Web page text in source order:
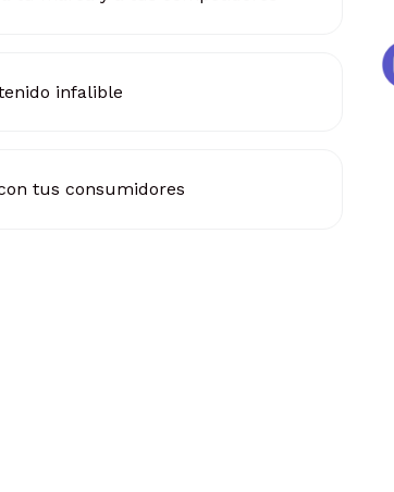
infalible
tus consumidores